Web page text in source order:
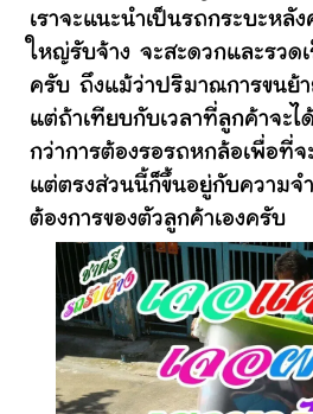
เราจะแนะนำเป็นรถกระบะหลั
ใหญ่รับจ้าง จะสะดวกและรวด
ครับ ถึงแม้ว่าปริมาณการขนย้า
แต่ถ้าเทียบกับเวลาที่ลูกค้าจะ
กว่าการต้องรอรถหกล้อเพื่อที่
แต่ตรงส่วนนี้ก็ขึ้นอยู่กับความจ
ต้องการของตัวลูกค้าเองครับ